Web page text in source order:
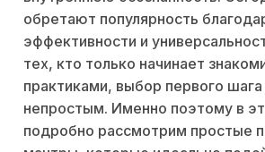
обретают популярность
эффективности и
тех, кто только начинает
практиками, выбор первого
непростым. Именно поэтому в
подробно рассмотрим простые